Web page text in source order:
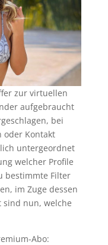
zur virtuellen
aufgebraucht
bei
oder Kontakt
untergeordnet
welcher Profile
bestimmte Filter
im Zuge dessen
sind nun, welche
Abo: